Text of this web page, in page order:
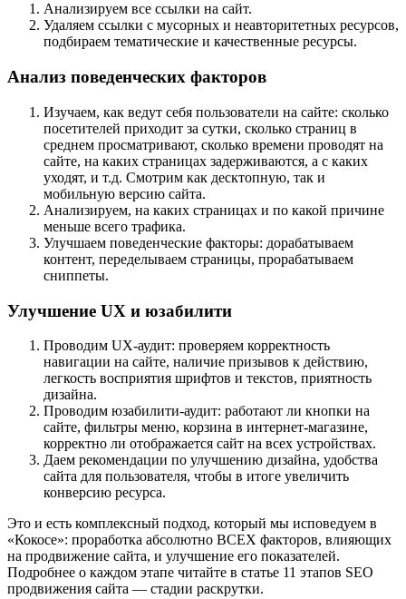
Анализируем все ссылки на сайт.
Удаляем ссылки с мусорных и неавторитетных ресурсов,
подбираем тематические и качественные ресурсы.
Анализ поведенческих факторов
Изучаем, как ведут себя пользователи на сайте: сколько
посетителей приходит за сутки, сколько страниц в
среднем просматривают, сколько времени проводят на
сайте, на каких страницах задерживаются, а с каких
уходят, и т.д. Смотрим как десктопную, так и
мобильную версию сайта.
Анализируем, на каких страницах и по какой причине
меньше всего трафика.
Улучшаем поведенческие факторы: дорабатываем
контент, переделываем страницы, прорабатываем
сниппеты.
Улучшение UX и юзабилити
Проводим UX-аудит: проверяем корректность
навигации на сайте, наличие призывов к действию,
легкость восприятия шрифтов и текстов, приятность
дизайна.
Проводим юзабилити-аудит: работают ли кнопки на
сайте, фильтры меню, корзина в интернет-магазине,
корректно ли отображается сайт на всех устройствах.
Даем рекомендации по улучшению дизайна, удобства
сайта для пользователя, чтобы в итоге увеличить
конверсию ресурса.
Это и есть комплексный подход, который мы исповедуем в
«Кокосе»: проработка абсолютно ВСЕХ факторов, влияющих
на продвижение сайта, и улучшение его показателей.
Подробнее о каждом этапе читайте в статье 11 этапов SEO
продвижения сайта — стадии раскрутки.